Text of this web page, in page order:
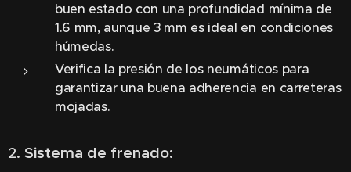
buen estado con una profundidad mínima de
1.6 mm, aunque 3 mm es ideal en condiciones
húmedas.
Verifica la presión de los neumáticos para
garantizar una buena adherencia en carreteras
mojadas.
2. Sistema de frenado: